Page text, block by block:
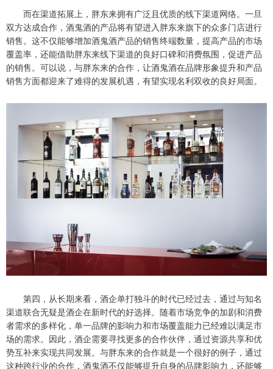
而在渠道拓展上，胖东来拥有广泛且优质的线下渠道网络。一旦
双方达成合作，酒鬼酒的产品将有望进入胖东来旗下的众多门店进行
销售。这不仅能够增加酒鬼酒产品的销售终端数量，提高产品的市场
覆盖率，还能借助胖东来线下渠道的良好口碑和消费氛围，促进产品
的销售。可以说，与胖东来的合作，让酒鬼酒在品牌形象提升和产品
销售方面都迎来了难得的发展机遇，有望实现名利双收的良好局面。
第四，从长期来看，酒企单打独斗的时代已经过去，通过与知名
渠道联合无疑是酒企在新时代的好选择。随着市场竞争的加剧和消费
者需求的多样化，单一品牌的影响力和市场覆盖能力已经难以满足市
场的需求。因此，酒企需要寻找更多的合作伙伴，通过资源共享和优
势互补来实现共同发展。与胖东来的合作就是一个很好的例子，通过
这种跨行业的合作，酒鬼酒不仅能够提升自身的品牌影响力，还能够